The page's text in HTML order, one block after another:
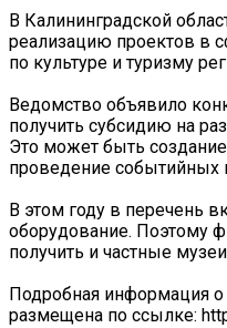
В Калининградской
реализацию проектов в
по культуре и туризму
Ведомство объявило
получить субсидию на
Это может быть
проведение событийных
В этом году в перечень
оборудование. Поэтому
получить и частные
Подробная информация о
размещена по ссылке: